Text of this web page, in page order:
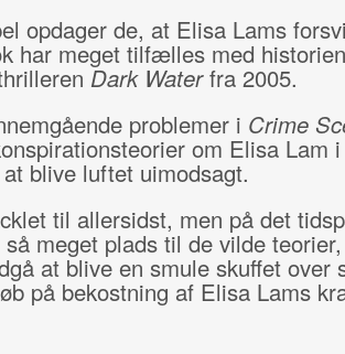
opdager de, at Elisa Lams
har meget tilfælles med
Dark Waterfra 2005.
problemer i Crime
om Elisa Lam
blive luftet uimodsagt.
til allersidst, men på det
meget plads til de vilde
at blive en smule skuffet over
på bekostning af Elisa Lams